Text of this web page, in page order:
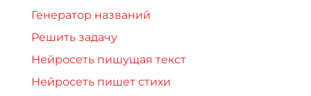
Генератор названий
Решить задачу
Нейросеть пишущая текст
Нейросеть пишет стихи